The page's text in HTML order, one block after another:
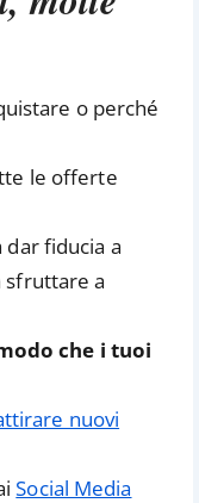
o perché
le offerte
fiducia a
sfruttare a
che i tuoi
nuovi
Social Media